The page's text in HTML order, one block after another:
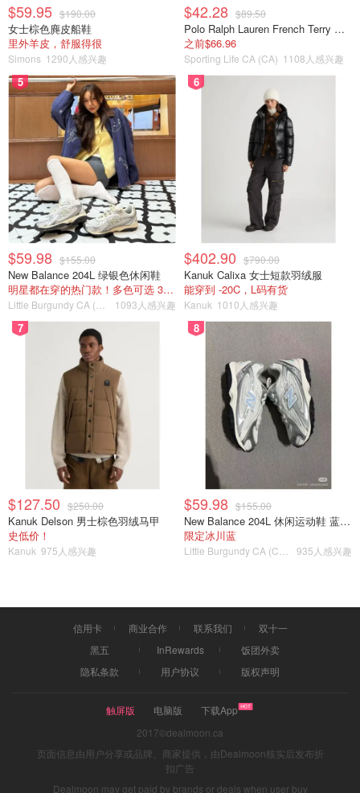
这里要提一下使用艾草可以，但是一定不能过量。如果是使
用过量就容易对身体产生不良的影响，阴虚、血热人群最好
是不要使用，使用后可能会让目前的病情加重。另外，不建
议小孩使用，它会影响到孩子的身体发育，在一定程度上会
抑制而儿童的骨骼生长。
11·11金币雨
$59.95 $190.00
女士棕色麂皮船鞋
里外羊皮，舒服得很
Simons 1290人感兴趣
$42.28 $89.50
Polo Ralph Lauren French Terry 女童连帽卫衣 7-16码
之前$66.96
Sporting Life CA (CA) 1108人感兴趣
5
$59.98 $155.00
New Balance 204L 绿银色休闲鞋
明星都在穿的热门款！多色可选 3.8折
1093人感兴趣
6
$402.90 $790.00
Kanuk Calixa 女士短款羽绒服
能穿到 -20C，L码有货
Kanuk 1010人感兴趣
7
$127.50 $250.00
Kanuk Delson 男士棕色羽绒马甲
史低价！
Kanuk 975人感兴趣
8
$59.98 $155.00
New Balance 204L 休闲运动鞋 蓝银色
限定冰川蓝
935人感兴趣
信用卡 商业合作 联系我们
双十一
黑五
InRewards
饭团外卖
隐私条款
用户协议 版权声明
触屏版 电脑版
下载App
2017©dealmoon.ca
页面信息由用户分享或品牌、商家提供，由Dealmoon核实后发布折
扣广告
Dealmoon may get paid by brands or deals when user buy